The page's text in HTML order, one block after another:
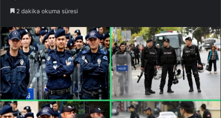
2 dakika okuma süresi